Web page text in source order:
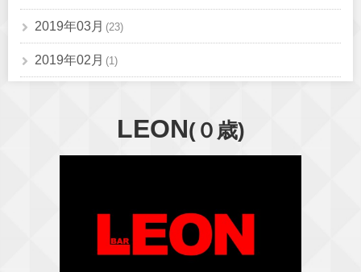
2019年03月 (23)
2019年02月 (1)
LEON(０歳)